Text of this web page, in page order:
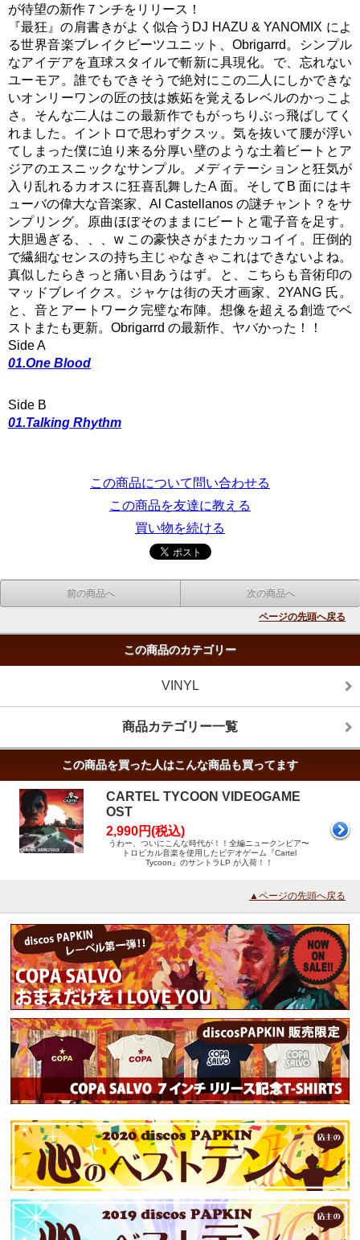
が待望の新作７ンチをリリース！
『最狂』の肩書きがよく似合うDJ HAZU & YANOMIX によ
る世界音楽ブレイクビーツユニット、Obrigarrd。シンプル
なアイデアを直球スタイルで斬新に具現化。で、忘れない
ユーモア。誰でもできそうで絶対にこの二人にしかできな
いオンリーワンの匠の技は嫉妬を覚えるレベルのかっこよ
さ。そんな二人はこの最新作でもがっちりぶっ飛ばしてく
れました。イントロで思わずクスッ。気を抜いて腰が浮い
てしまった僕に迫り来る分厚い壁のような土着ビートとア
ジアのエスニックなサンプル。メディテーションと狂気が
入り乱れるカオスに狂喜乱舞したA 面。そしてB 面にはキ
ューバの偉大な音楽家、Al Castellanos の謎チャント？をサ
ンプリング。原曲ほぼそのままにビートと電子音を足す。
大胆過ぎる、、、w この豪快さがまたカッコイイ。圧倒的
で繊細なセンスの持ち主じゃなきゃこれはできないよね。
真似したらきっと痛い目あうはず。と、こちらも音術印の
マッドブレイクス。ジャケは街の天才画家、2YANG 氏。
と、音とアートワーク完璧な布陣。想像を超える創造でベ
ストまたも更新。Obrigarrd の最新作、ヤバかった！！
Side A
01.One Blood
Side B
01.Talking Rhythm
この商品について問い合わせる
この商品を友達に教える
買い物を続ける
前の商品へ 次の商品へ
ページの先頭へ戻る
この商品のカテゴリー
VINYL
商品カテゴリー一覧
この商品を買った人はこんな商品も買ってます
CARTEL TYCOON VIDEOGAME
OST
2,990円(税込)
うわー、ついにこんな時代が！！全編ニュークンビア〜
トロピカル音楽を使用したビデオゲーム『Cartel
Tycoon』のサントラLP が入荷！！
▲ページの先頭へ戻る